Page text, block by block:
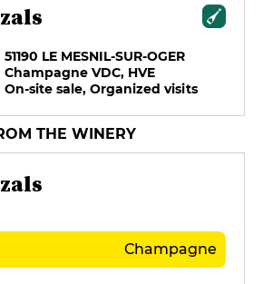
51190 LE MESNIL-SUR-OGER
Champagne VDC, HVE
On-site sale, Organized visits
THE WINERY
Champagne